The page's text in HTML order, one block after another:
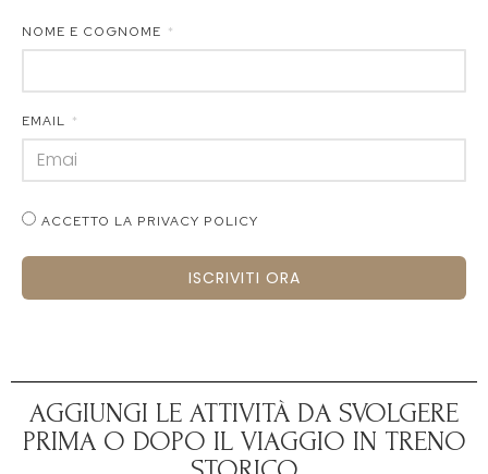
NOME E COGNOME
EMAIL
ACCETTO LA PRIVACY POLICY
ISCRIVITI ORA
AGGIUNGI LE ATTIVITÀ DA SVOLGERE
PRIMA O DOPO IL VIAGGIO IN TRENO